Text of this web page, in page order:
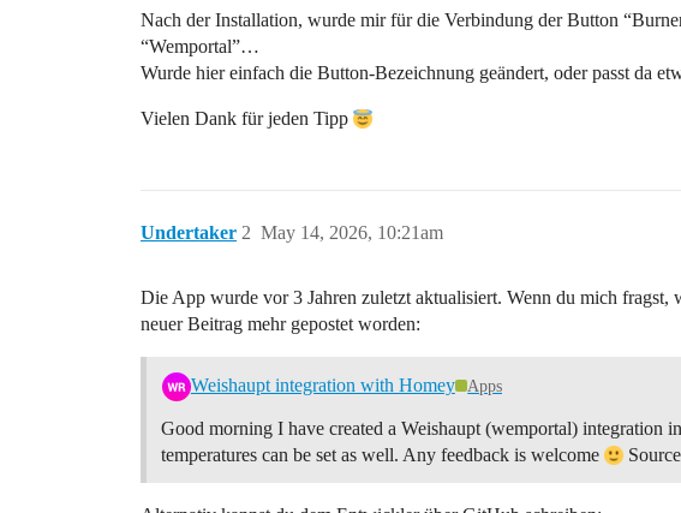
Nach der Installation, wurde mir für die Verbindung der Button
“Wemportal”…
Wurde hier einfach die Button-Bezeichnung geändert, oder passt da
Vielen Dank für jeden Tipp
Undertaker May 14, 2026, 10:21am
2
Die App wurde vor 3 Jahren zuletzt aktualisiert. Wenn du mich
neuer Beitrag mehr gepostet worden:
Weishaupt integration with Homey Apps
Good morning I have created a Weishaupt (wemportal) integration
temperatures can be set as well. Any feedback is welcome